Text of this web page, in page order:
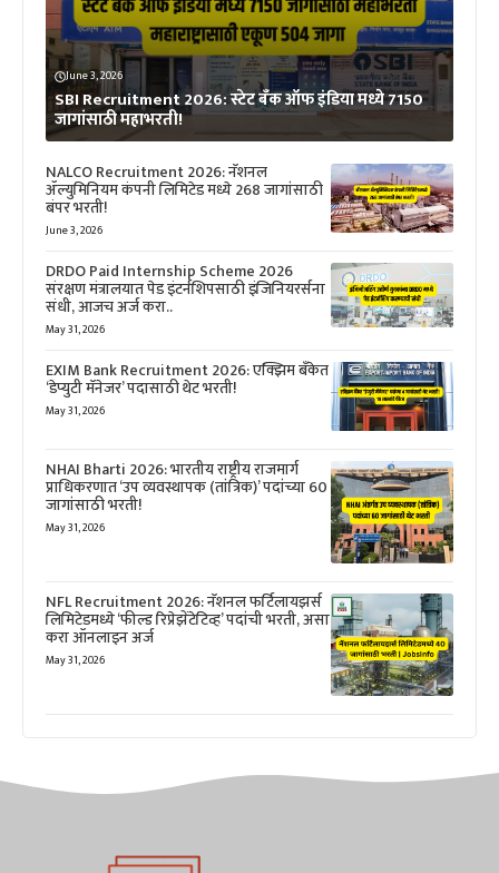
June 3, 2026
SBI Recruitment 2026: स्टेट बँक ऑफ इंडिया मध्ये 7150
जागांसाठी महाभरती!
NALCO Recruitment 2026: नॅशनल
ॲल्युमिनियम कंपनी लिमिटेड मध्ये 268 जागांसाठी
बंपर भरती!
June 3, 2026
DRDO Paid Internship Scheme 2026
संरक्षण मंत्रालयात पेड इंटर्नशिपसाठी इंजिनियरर्सना
संधी, आजच अर्ज करा..
May 31, 2026
EXIM Bank Recruitment 2026: एक्झिम बँकेत
‘डेप्युटी मॅनेजर’ पदासाठी थेट भरती!
May 31, 2026
NHAI Bharti 2026: भारतीय राष्ट्रीय राजमार्ग
प्राधिकरणात ‘उप व्यवस्थापक (तांत्रिक)’ पदांच्या 60
जागांसाठी भरती!
May 31, 2026
NFL Recruitment 2026: नॅशनल फर्टिलायझर्स
लिमिटेडमध्ये ‘फील्ड रिप्रेझेंटेटिव्ह’ पदांची भरती, असा
करा ऑनलाइन अर्ज
May 31, 2026